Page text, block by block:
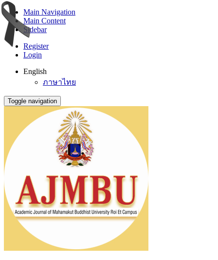
Main Navigation
Main Content
Sidebar
Register
Login
English
ภาษาไทย
Toggle navigation